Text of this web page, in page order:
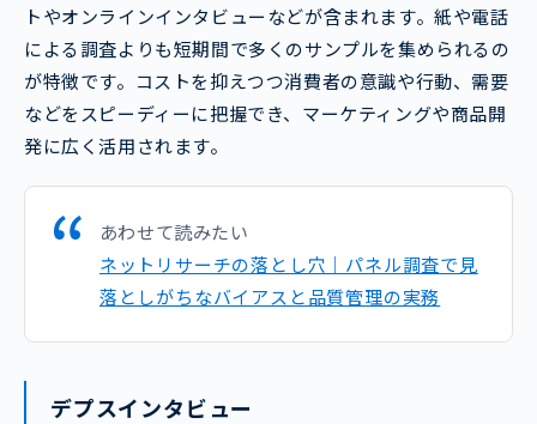
トやオンラインインタビューなどが含まれます。紙や電話
による調査よりも短期間で多くのサンプルを集められるの
が特徴です。コストを抑えつつ消費者の意識や行動、需要
などをスピーディーに把握でき、マーケティングや商品開
発に広く活用されます。
あわせて読みたい
ネットリサーチの落とし穴｜パネル調査で見
落としがちなバイアスと品質管理の実務
デプスインタビュー